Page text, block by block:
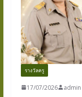
รางวัลครู
17/07/2026 admin